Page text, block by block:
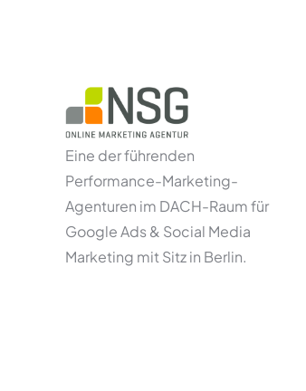
Eine der führenden
Performance-Marketing-
Agenturen im DACH-Raum für
Google Ads & Social Media
Marketing mit Sitz in Berlin.